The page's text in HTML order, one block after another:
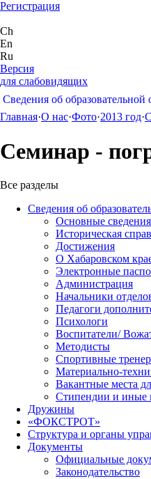
Регистрация
Ch
En
Ru
Версия
для слабовидящих
Сведения об образовательной
Главная·О нас·Фото·2013 год·
Семинар -
Все разделы
Сведения об
Основные сведения
Историческая
Достижения
О Хабаровском
Электронные
Администрация
Начальники
Педагоги
Психологи
Воспитатели/
Методисты
Спортивные
Материально-
Вакантные места
Стипендии и иные
Дружины
«ФОКСТРОТ»
Структура и органы
Документы
Официальные
Законодательство